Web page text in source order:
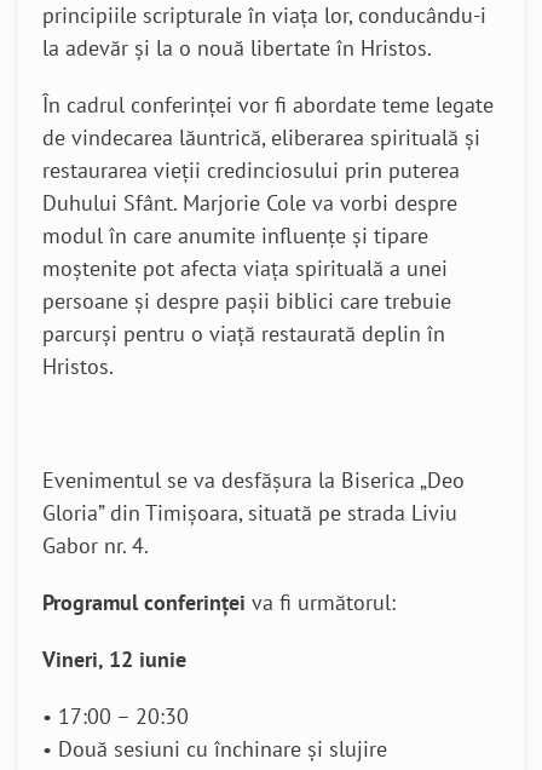
principiile scripturale în viața lor, conducându-i
la adevăr și la o nouă libertate în Hristos.
În cadrul conferinței vor fi abordate teme legate
de vindecarea lăuntrică, eliberarea spirituală și
restaurarea vieții credinciosului prin puterea
Duhului Sfânt. Marjorie Cole va vorbi despre
modul în care anumite influențe și tipare
moștenite pot afecta viața spirituală a unei
persoane și despre pașii biblici care trebuie
parcurși pentru o viață restaurată deplin în
Hristos.
Evenimentul se va desfășura la Biserica „Deo
Gloria” din Timișoara, situată pe strada Liviu
Gabor nr. 4.
Programul conferinței va fi următorul:
Vineri, 12 iunie
• 17:00 – 20:30
• Două sesiuni cu închinare și slujire